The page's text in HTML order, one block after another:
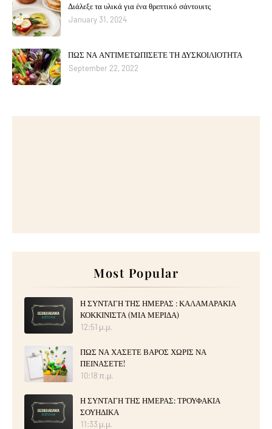
Διάλεξε τα υλικά για ένα θρεπτικό σάντουιτς
January 31, 2024
ΠΩΣ ΝΑ ΑΝΤΙΜΕΤΩΠΙΣΕΤΕ ΤΗ ΔΥΣΚΟΙΛΙΟΤΗΤΑ
September 22, 2022
Most Popular
Η ΣΥΝΤΑΓΗ ΤΗΣ ΗΜΕΡΑΣ : ΚΑΛΑΜΑΡΑΚΙΑ
ΚΟΚΚΙΝΙΣΤΑ (ΜΙΑ ΜΕΡΙΔΑ)
12:51 μ.μ.
ΠΩΣ ΝΑ ΧΑΣΕΤΕ ΒΑΡΟΣ ΧΩΡΙΣ ΝΑ
ΠΕΙΝΑΣΕΤΕ!
10:18 π.μ.
Η ΣΥΝΤΑΓΗ ΤΗΣ ΗΜΕΡΑΣ: ΤΡΟΥΦΑΚΙΑ
ΣΟΥΗΔΙΚΑ
11:33 μ.μ.